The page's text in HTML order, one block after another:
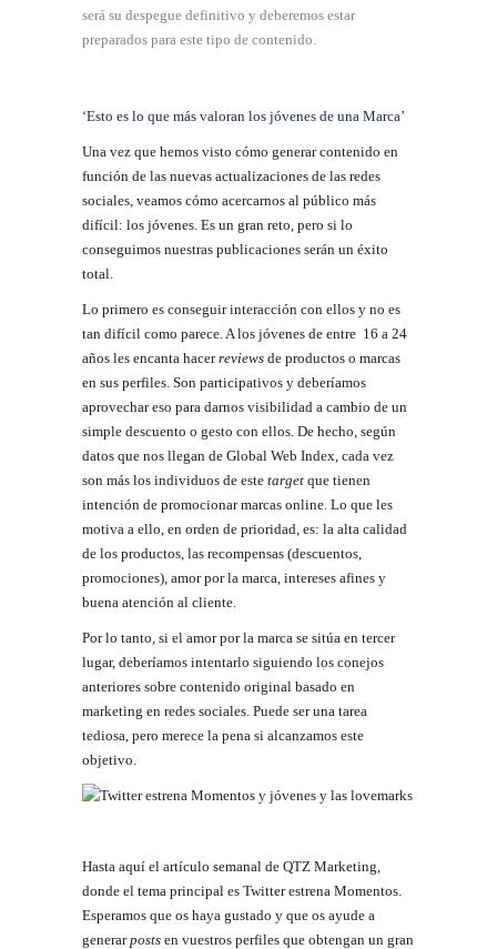
será su despegue definitivo y deberemos estar
preparados para este tipo de contenido.
‘Esto es lo que más valoran los jóvenes de una Marca’
Una vez que hemos visto cómo generar contenido en
función de las nuevas actualizaciones de las redes
sociales, veamos cómo acercarnos al público más
difícil: los jóvenes. Es un gran reto, pero si lo
conseguimos nuestras publicaciones serán un éxito
total.
Lo primero es conseguir interacción con ellos y no es
tan difícil como parece. A los jóvenes de entre 16 a 24
años les encanta hacerreviews de productos o marcas
en sus perfiles. Son participativos y deberíamos
aprovechar eso para darnos visibilidad a cambio de un
simple descuento o gesto con ellos. De hecho, según
datos que nos llegan de Global Web Index, cada vez
son más los individuos de este target que tienen
intención de promocionar marcas online. Lo que les
motiva a ello, en orden de prioridad, es: la alta calidad
de los productos, las recompensas (descuentos,
promociones), amor por la marca, intereses afines y
buena atención al cliente.
Por lo tanto, si el amor por la marca se sitúa en tercer
lugar, deberíamos intentarlo siguiendo los conejos
anteriores sobre contenido original basado en
marketing en redes sociales. Puede ser una tarea
tediosa, pero merece la pena si alcanzamos este
objetivo.
Hasta aquí el artículo semanal de QTZ Marketing,
donde el tema principal es Twitter estrena Momentos.
Esperamos que os haya gustado y que os ayude a
generarposts en vuestros perfiles que obtengan un gran